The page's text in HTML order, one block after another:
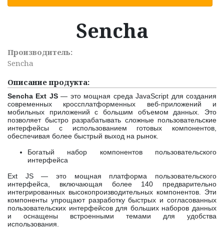
Sencha
Производитель:
Sencha
Описание продукта:
Sencha Ext JS— это мощная среда JavaScript для создания
современных кроссплатформенных веб-приложений и
мобильных приложений с большим объемом данных. Это
позволяет быстро разрабатывать сложные пользовательские
интерфейсы с использованием готовых компонентов,
обеспечивая более быстрый выход на рынок.
Богатый набор компонентов пользовательского
интерфейса
Ext JS — это мощная платформа пользовательского
интерфейса, включающая более 140 предварительно
интегрированных высокопроизводительных компонентов. Эти
компоненты упрощают разработку быстрых и согласованных
пользовательских интерфейсов для больших наборов данных
и оснащены встроенными темами для удобства
использования.